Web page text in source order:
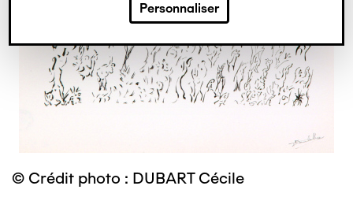
Personnaliser
© Crédit photo : DUBART Cécile